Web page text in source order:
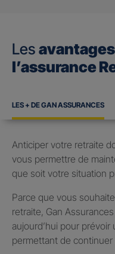
Les avantages
l’assurance
LES + DE GAN ASSURANCES
Anticiper votre retraite
vous permettre de
que soit votre situation
Parce que vous
retraite, Gan
aujourd’hui pour
permettant de continuer